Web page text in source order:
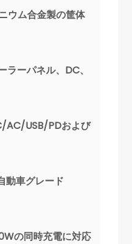
ウム合金製の筐体
ーパネル、DC、
AC/USB/PDおよび
動車グレード
の同時充電に対応